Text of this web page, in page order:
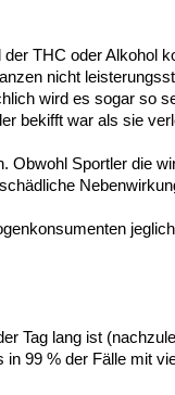
THC oder Alkohol
nicht
wird es sogar so
bekifft war als sie
Obwohl Sportler die
Tag lang ist
99 % der Fälle mit